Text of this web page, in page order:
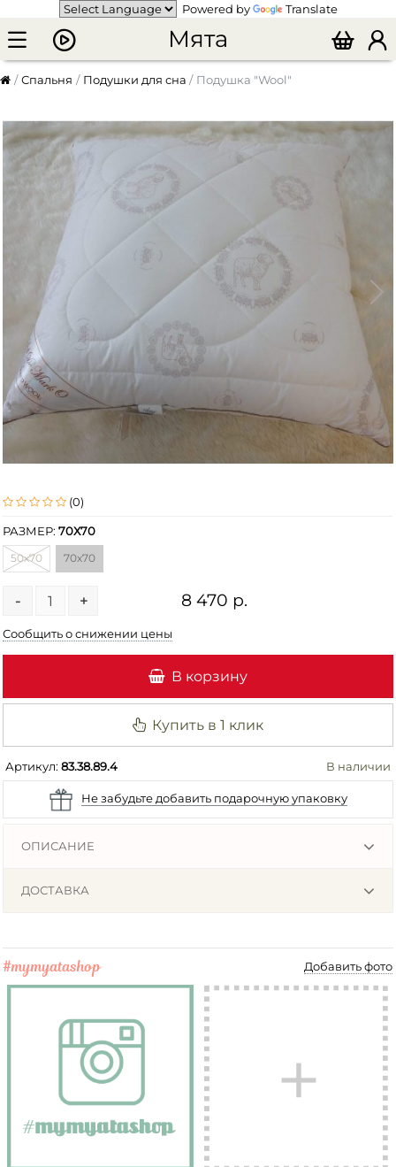
Powered by Translate
Мята
Спальня Подушки для сна Подушка "Wool"
(0)
РАЗМЕР:70Х70
50х70 70х70
- + 8 470 р.
Сообщить о снижении цены
В корзину
Купить в 1 клик
Артикул:83.38.89.4 В наличии
Не забудьте добавить подарочную упаковку
ОПИСАНИЕ
ДОСТАВКА
#mymyatashop Добавить фото